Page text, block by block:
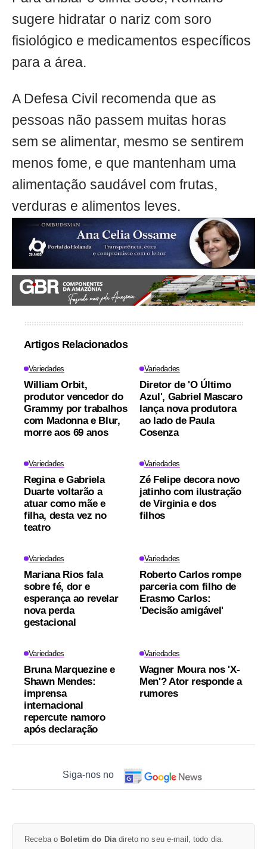
sugere hidratar o nariz com soro
fisiológico e medicamentos específicos
para a área.
A Defesa Civil recomenda que as
pessoas não passem muitas horas
sem se alimentar, mesmo se sentirem
menos fome, e que mantenham uma
alimentação saudável com frutas,
verduras e alimentos leves.
Artigos Relacionados
Variedades
William Orbit,
produtor vencedor do
Grammy por trabalhos
com Madonna e Blur,
morre aos 69 anos
Variedades
Diretor de 'O Último
Azul', Gabriel Mascaro
lança nova produtora
ao lado de Paula
Cosenza
Variedades
Regina e Gabriela
Duarte voltarão a
atuar como mãe e
filha, desta vez no
teatro
Variedades
Zé Felipe decora novo
jatinho com ilustração
de Virginia e dos
filhos
Variedades
Mariana Rios fala
sobre fé, dor e
esperança ao revelar
nova perda
gestacional
Variedades
Roberto Carlos rompe
parceria com filho de
Erasmo Carlos:
'Decisão amigável'
Variedades
Bruna Marquezine e
Shawn Mendes:
imprensa
internacional
repercute namoro
após declaração
Variedades
Wagner Moura nos 'X-
Men'? Ator responde a
rumores
Siga-nos no
Receba o Boletim do Diadireto no seu e-mail, todo dia.